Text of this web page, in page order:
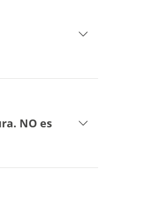
NO es